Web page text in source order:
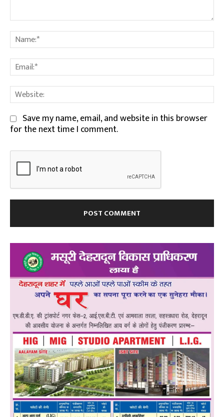
Comment:
Save my name, email, and website in this browser
for the next time I comment.